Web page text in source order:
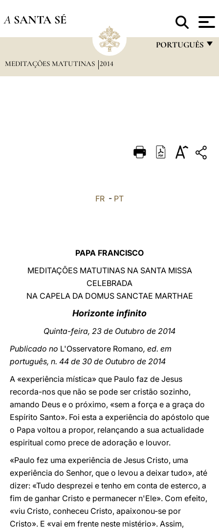
A SANTA SÉ
PORTUGUÊS
DEUTSCH
MEDITAÇÕES MATUTINAS 2014
FR - PT
PAPA FRANCISCO
MEDITAÇÕES MATUTINAS NA SANTA MISSA
CELEBRADA
NA CAPELA DA DOMUS SANCTAE MARTHAE
Horizonte infinito
Quinta-feira, 23 de Outubro de 2014
Publicado no L'Osservatore Romano, ed. em
português, n. 44 de 30 de Outubro de 2014
A «experiência mística» que Paulo faz de Jesus
recorda-nos que não se pode ser cristão sozinho,
amando Deus e o próximo, «sem a força e a graça do
Espírito Santo». Foi esta a experiência do apóstolo que
o Papa voltou a propor, relançando a sua actualidade
espiritual como prece de adoração e louvor.
«Paulo fez uma experiência de Jesus Cristo, uma
experiência do Senhor, que o levou a deixar tudo», até
dizer: «Tudo desprezei e tenho em conta de esterco, a
fim de ganhar Cristo e permanecer n'Ele». Com efeito,
«viu Cristo, conheceu Cristo, apaixonou-se por
Cristo». E «vai em frente neste mistério». Assim,